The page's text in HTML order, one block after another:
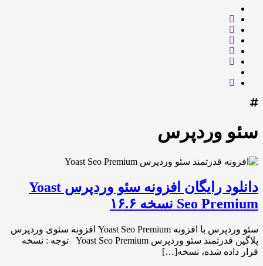
سئو وردپرس
دانلود رایگان افزونه سئو وردپرس Yoast
Seo Premium نسخه ۱۶.۶
سئو وردپرس با افزونه Yoast Seo Premium افزونه سئوی وردپرس
پلاگین قدرتمند سئو وردپرس Yoast Seo Premium توجه : نسخه
قرار داده شده، نسخه[…]